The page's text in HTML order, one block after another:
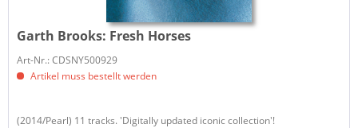
Garth Brooks: Fresh Horses
Art-Nr.: CDSNY500929
Artikel muss bestellt werden
(2014/Pearl) 11 tracks. 'Digitally updated iconic collection'!